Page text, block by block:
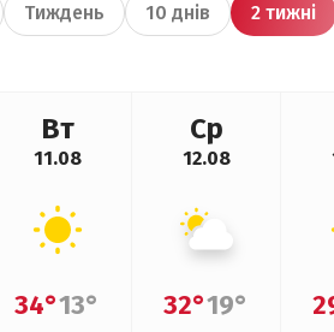
Тиждень 10 днів 2 тижні
Вт
11.08
34°13°
Ср
12.08
32°19°